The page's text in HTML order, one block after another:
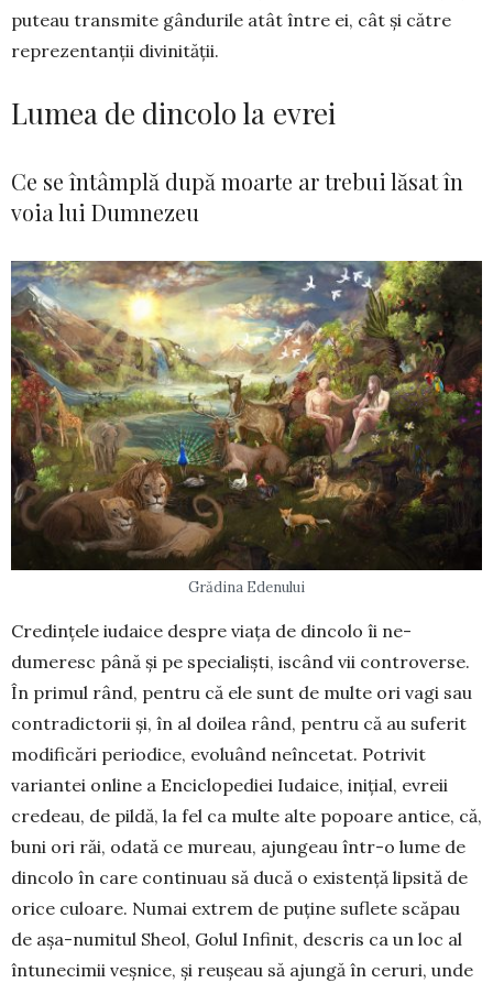
puteau transmite gân­durile atât între ei, cât și către
reprezentanții divi­nității.
Lumea de dincolo la evrei
Ce se întâmplă după moarte ar trebui lăsat în
voia lui Dumnezeu
Grădina Edenului
Credințele iudaice despre viața de dincolo îi ne­
dumeresc până și pe specialiști, iscând vii contro­verse.
În primul rând, pentru că ele sunt de multe ori vagi sau
contradictorii și, în al doilea rând, pentru că au suferit
modificări periodice, evoluând neîncetat. Potrivit
variantei online a Enciclopediei Iudaice, inițial, evreii
credeau, de pildă, la fel ca multe alte popoare antice, că,
buni ori răi, odată ce mureau, ajungeau într-o lume de
dincolo în care continuau să ducă o existență lipsită de
orice culoare. Numai extrem de puține suflete scăpau
de așa-numitul Sheol, Golul Infinit, descris ca un loc al
întunecimii veșnice, și reușeau să ajungă în ceruri, unde